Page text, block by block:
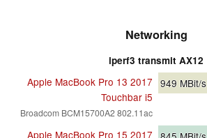
Networking
iperf3 transmit AX12
Apple MacBook Pro 13 2017
Touchbar i5
Broadcom BCM15700A2 802.11ac
949 MBit/s
Apple MacBook Pro 15 2017